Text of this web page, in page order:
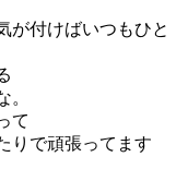
が付けばいつもひと
。
て
りで頑張ってます